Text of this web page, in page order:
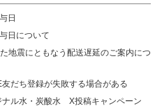
日
日について
地震にともなう配送遅延のご案内につ
友だち登録が失敗する場合がある
ナル水・炭酸水 X投稿キャンペーン